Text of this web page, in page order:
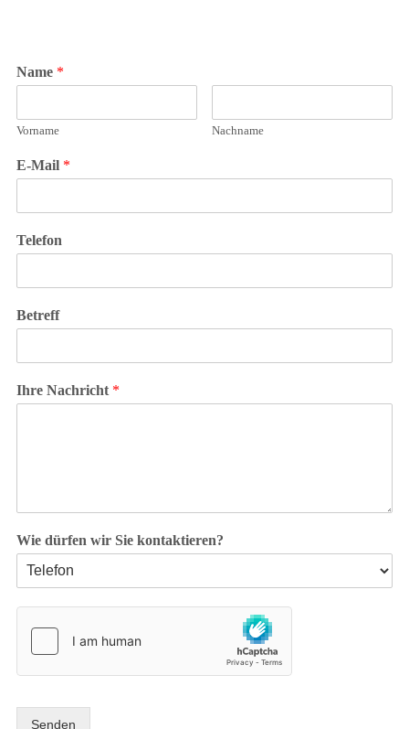
Name *
Vorname Nachname
E-Mail *
Telefon
Betreff
Ihre Nachricht *
Wie dürfen wir Sie kontaktieren?
Senden